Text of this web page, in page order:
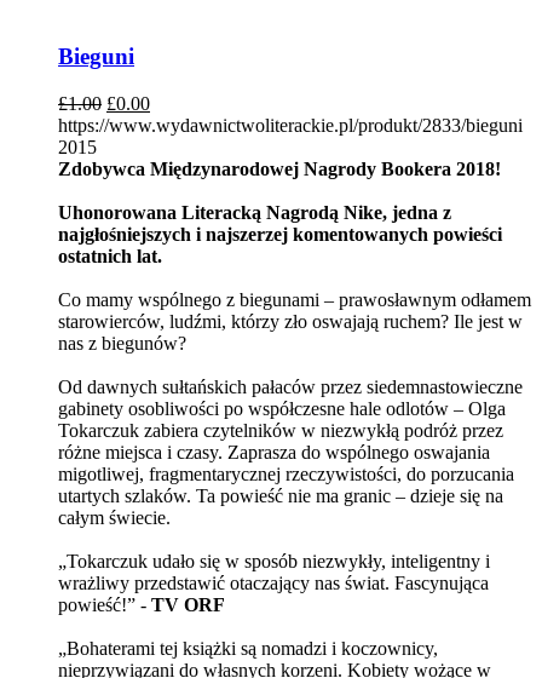
Bieguni
£1.00 £0.00
https://www.wydawnictwoliterackie.pl/produkt/2833/bieguni
2015
Zdobywca Międzynarodowej Nagrody Bookera 2018!
Uhonorowana Literacką Nagrodą Nike, jedna z
najgłośniejszych i najszerzej komentowanych powieści
ostatnich lat.
Co mamy wspólnego z biegunami – prawosławnym odłamem
starowierców, ludźmi, którzy zło oswajają ruchem? Ile jest w
nas z biegunów?
Od dawnych sułtańskich pałaców przez siedemnastowieczne
gabinety osobliwości po współczesne hale odlotów – Olga
Tokarczuk zabiera czytelników w niezwykłą podróż przez
różne miejsca i czasy. Zaprasza do wspólnego oswajania
migotliwej, fragmentarycznej rzeczywistości, do porzucania
utartych szlaków. Ta powieść nie ma granic – dzieje się na
całym świecie.
„Tokarczuk udało się w sposób niezwykły, inteligentny i
wrażliwy przedstawić otaczający nas świat. Fascynująca
powieść!” - TV ORF
„Bohaterami tej książki są nomadzi i koczownicy,
nieprzywiązani do własnych korzeni. Kobiety wożące w